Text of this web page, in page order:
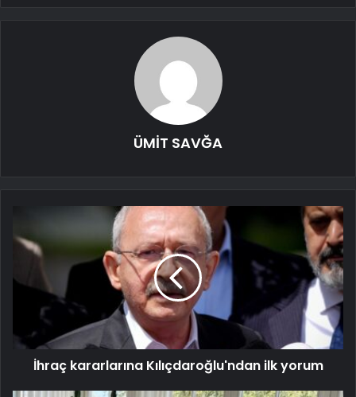
ÜMİT SAVĞA
İhraç kararlarına Kılıçdaroğlu'ndan ilk yorum